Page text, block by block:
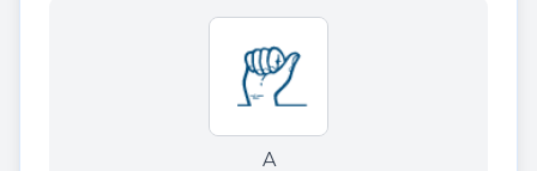
A